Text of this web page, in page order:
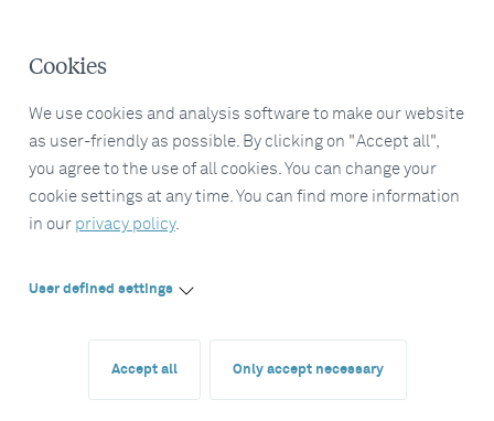
Cookies
We use cookies and analysis software to make our website
as user-friendly as possible. By clicking on "Accept all",
you agree to the use of all cookies. You can change your
cookie settings at any time. You can find more information
in our privacy policy.
User defined settings
Accept all Only accept necessary